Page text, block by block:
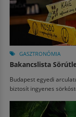
GASZTRONÓMIA
Bakancslista
Budapest egyedi
biztosít ingyenes